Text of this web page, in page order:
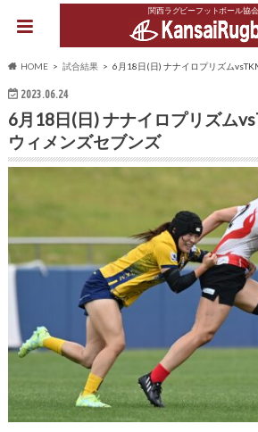
関西ラグビーフットボール協会
HOME 試合結果 6月18日(日) ナナイロプリズム
2023.06.24
6月18日(日) ナナイロプリズム
ウィメンズセブンズ